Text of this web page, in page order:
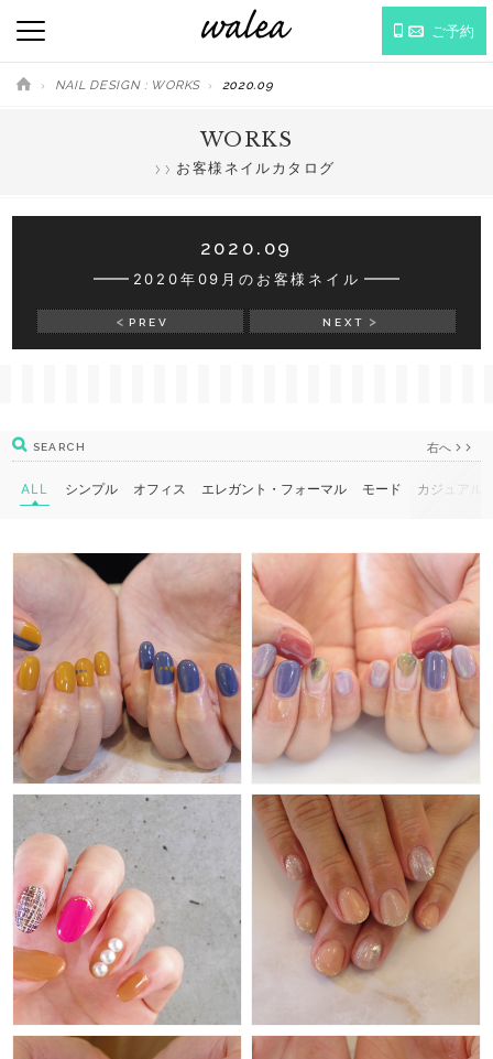
ご予約
NAIL DESIGN : WORKS 2020.09
WORKS
お客様ネイルカタログ
2020.09
2020年09月のお客様ネイル
PREV NEXT
SEARCH 右へ
ALL シンプル オフィス エレガント・フォーマル モード カジュアル